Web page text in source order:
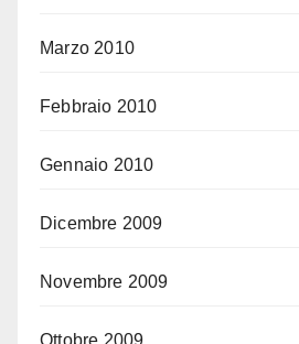
Marzo 2010
Febbraio 2010
Gennaio 2010
Dicembre 2009
Novembre 2009
Ottobre 2009